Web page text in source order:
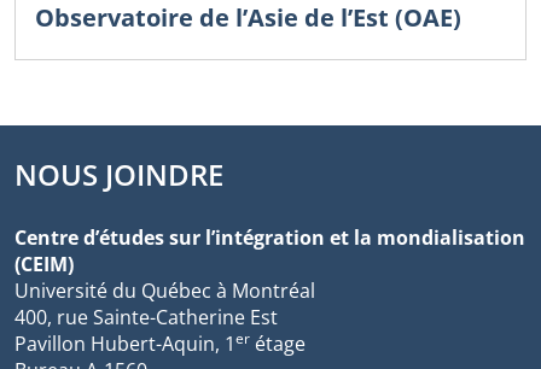
Observatoire de l’Asie de l’Est (OAE)
NOUS JOINDRE
Centre d’études sur l’intégration et la mondialisation
(CEIM)
Université du Québec à Montréal
400, rue Sainte-Catherine Est
Pavillon Hubert-Aquin, 1er étage